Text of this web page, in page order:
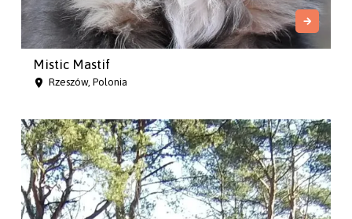
Mistic Mastif
Rzeszów, Polonia